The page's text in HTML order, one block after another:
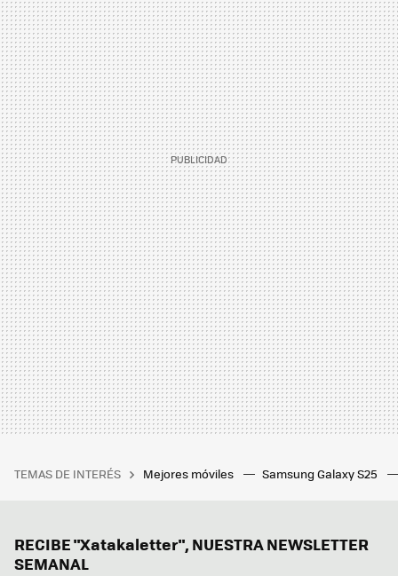
TEMAS DE INTERÉS Mejores móviles Samsung Galaxy S25
RECIBE "Xatakaletter", NUESTRA NEWSLETTER
SEMANAL